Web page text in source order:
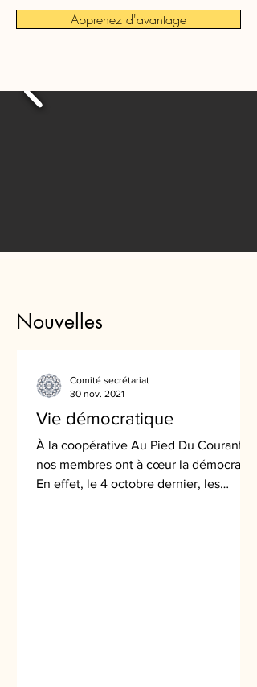
Apprenez d'avantage
Nouvelles
Vie démocratique
À la coopérative Au Pied Du Courant,
nos membres ont à cœur la démocratie.
En effet, le 4 octobre dernier, les
Comité secrétariat
30 nov. 2021